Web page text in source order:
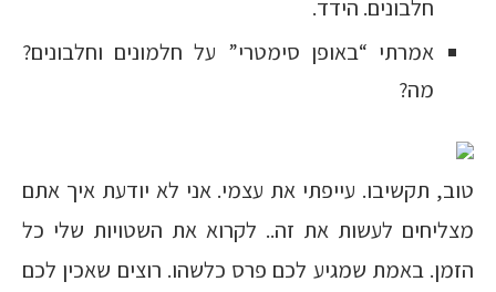
חלבונים. הידד.
אמרתי “באופן סימטרי” על חלמונים וחלבונים?
מה?
טוב, תקשיבו. עייפתי את עצמי. אני לא יודעת איך אתם
מצליחים לעשות את זה.. לקרוא את השטויות שלי כל
הזמן. באמת שמגיע לכם פרס כלשהו. רוצים שאכין לכם